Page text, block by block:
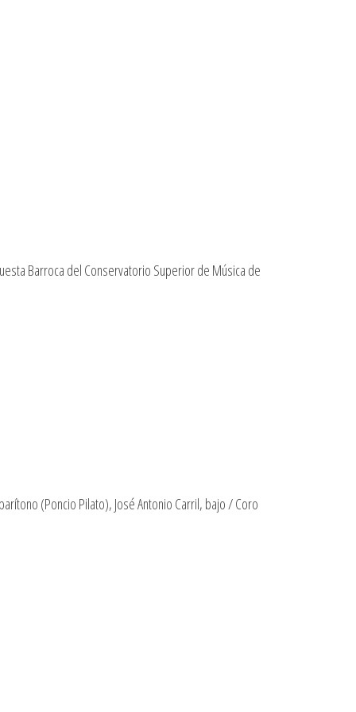
Barroca del Conservatorio Superior de Música de
(Poncio Pilato), José Antonio Carril, bajo / Coro